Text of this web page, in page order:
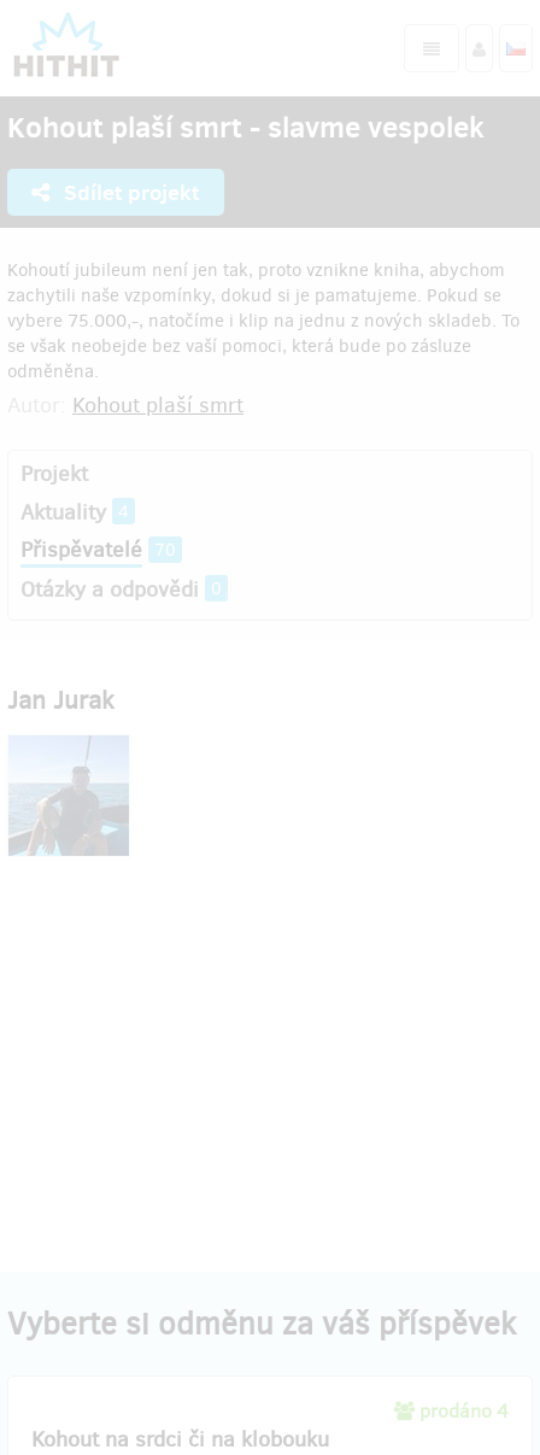
Kohout plaší smrt - slavme vespolek
Sdílet projekt
Kohoutí jubileum není jen tak, proto vznikne kniha, abychom
zachytili naše vzpomínky, dokud si je pamatujeme. Pokud se
vybere 75.000,-, natočíme i klip na jednu z nových skladeb. To
se však neobejde bez vaší pomoci, která bude po zásluze
odměněna.
Kohout plaší smrt
Projekt
Aktuality 4
Přispěvatelé 70
Otázky a odpovědi 0
Jan Jurak
Vyberte si odměnu za váš příspěvek
prodáno 4
Kohout na srdci či na klobouku